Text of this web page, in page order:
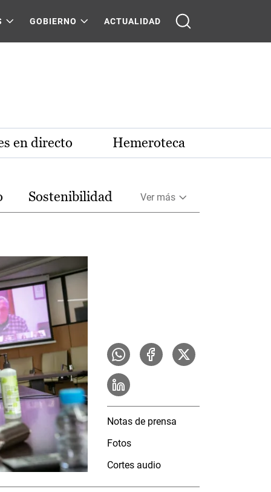
GOBIERNO ACTUALIDAD
en directo Hemeroteca
Sostenibilidad Ver más
Notas de prensa
Fotos
Cortes audio